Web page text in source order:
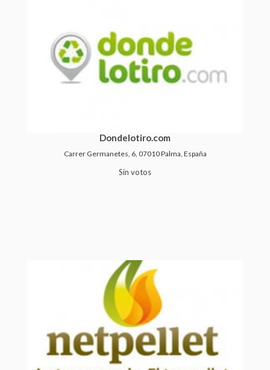
Dondelotiro.com
Carrer Germanetes, 6, 07010 Palma, España
Sin votos